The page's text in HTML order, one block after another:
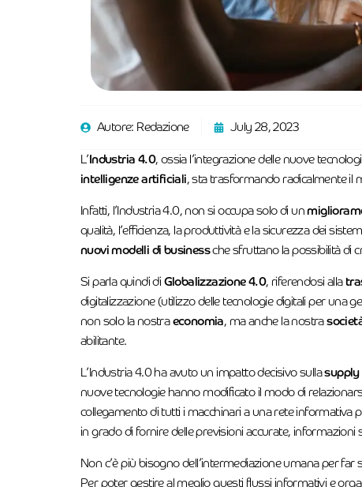
Autore: Redazione July 28, 2023
L’ Industria 4.0, ossia l’integrazione delle nuove
intelligenze artificiali, sta trasformando radicalmente il
Infatti, l’Industria 4.0, non si occupa solo di un
qualità, l’efficienza, la produttività e la sicurezza dei
nuovi modelli di businessche sfruttano la possibilità di
Si parla quindi di Globalizzazione 4.0, riferendosi alla
digitalizzazione (utilizzo delle tecnologie digitali per una
non solo la nostra economia, ma anche la nostra
abilitante.
L’Industria 4.0 ha avuto un impatto decisivo sullasupply
nuove tecnologie hanno modificato il modo di relazionarsi
collegamento di tutti i macchinari a una rete informativa
in grado di fornire delle previsioni accurate, informazioni
Non c’è più bisogno dell’intermediazione umana per
Per poter gestire al meglio questi flussi informativi e